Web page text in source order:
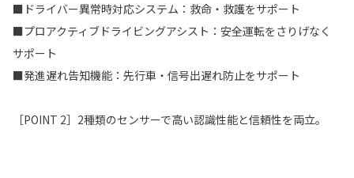
■ドライバー異常時対応システム：救命・救護をサポート
■プロアクティブドライビングアシスト：安全運転をさりげなく
サポート
■発進遅れ告知機能：先行車・信号出遅れ防止をサポート
［POINT 2］2種類のセンサーで高い認識性能と信頼性を両立。